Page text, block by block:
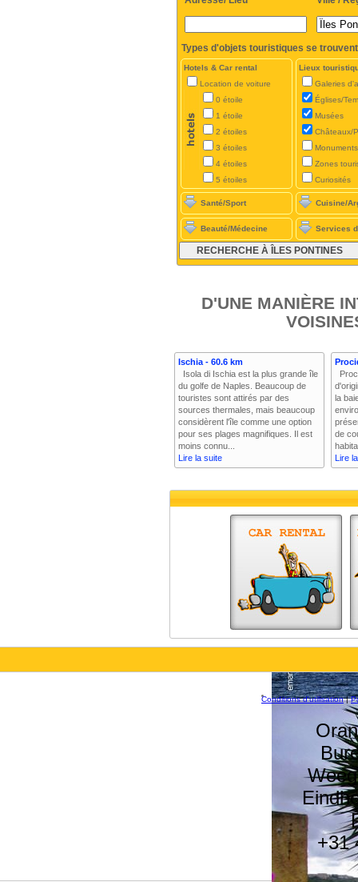
Types d'objets touristiques se trouvent
Hotels & Car rental
Location de voiture
0 étoile
1 étoile
2 étoiles
3 étoiles
4 étoiles
5 étoiles
Lieux
Galeries
Églises/
Musées
Châteaux/
Monuments
Zones
Curiosités
Santé/Sport Cuisine/
Beauté/Médecine Services
D'UNE MANIÈRE
Ischia - 60.6 km
Isola di Ischia est la plus grande île
du golfe de Naples. Beaucoup de
touristes sont attirés par des
sources thermales, mais beaucoup
considèrent l'île comme une option
pour ses plages magnifiques. Il est
moins connu...
Lire la suite
la
de
Lire
Conditions d'utilisation|
+31